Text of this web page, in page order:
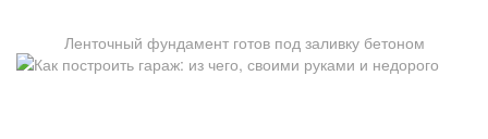
Ленточный фундамент готов под заливку бетоном